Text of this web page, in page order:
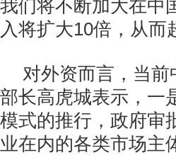
我们将不断加大在中
入将扩大10倍，从而
对外资而言，当
部长高虎城表示，一
模式的推行，政府审
业在内的各类市场主